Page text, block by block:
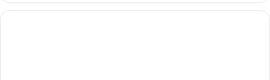
With
Balcony